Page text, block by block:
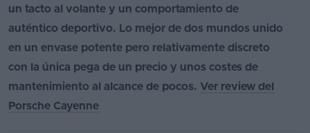
un tacto al volante y un comportamiento de
auténtico deportivo. Lo mejor de dos mundos unido
en un envase potente pero relativamente discreto
con la única pega de un precio y unos costes de
mantenimiento al alcance de pocos. Ver review del
Porsche Cayenne